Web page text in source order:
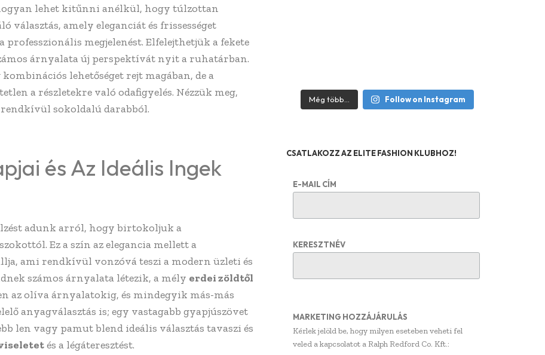
lehet kitűnni anélkül, hogy túlzottan
választás, amely eleganciát és frissességet
megjelenést. Elfelejthetjük a fekete
árnyalata új perspektívát nyit a ruhatárban.
lehetőséget rejt magában, de a
a részletekre való odafigyelés. Nézzük meg,
sokoldalú darabból.
és Az Ideális Ingek
adunk arról, hogy birtokoljuk a
Ez a szín az elegancia mellett a
ami rendkívül vonzóvá teszi a modern üzleti és
számos árnyalata létezik, a mély erdei zöldtől
az olíva árnyalatokig, és mindegyik más-más
anyagválasztás is; egy vastagabb gyapjúszövet
len vagy pamut blend ideális választás tavaszi és
és a légáteresztést.
Még több... Follow on Instagram
CSATLAKOZZ AZ ELITE FASHION KLUBHOZ!
E-MAIL CÍM
KERESZTNÉV
MARKETING HOZZÁJÁRULÁS
Kérlek jelöld be, hogy milyen eseteben veheti fel
veled a kapcsolatot a Ralph Redford Co. Kft.: